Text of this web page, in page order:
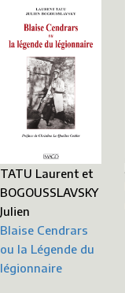
TATU Laurent et
BOGOUSSLAVSKY
Julien
Blaise Cendrars
ou la Légende du
légionnaire